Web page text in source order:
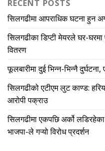
RECENT POSTS
सिलगढीमा आपराधिक घटना हुन
सिलगढीका डिप्टी मेयरले घर-घरमा
वितरण
फूलबारीमा दुई भिन्न-भिन्नै
सिलगढीको एटीएम लुट काण्ड:
आरोपी पक्राउ
सिलगढीमा एकपछि अर्को
भाजपा-ले गऱ्यो विरोध प्रदर्शन